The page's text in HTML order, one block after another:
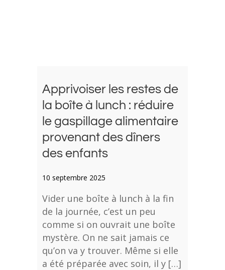
Apprivoiser les restes de
la boîte à lunch : réduire
le gaspillage alimentaire
provenant des dîners
des enfants
10 septembre 2025
Vider une boîte à lunch à la fin
de la journée, c’est un peu
comme si on ouvrait une boîte
mystère. On ne sait jamais ce
qu’on va y trouver. Même si elle
a été préparée avec soin, il y […]